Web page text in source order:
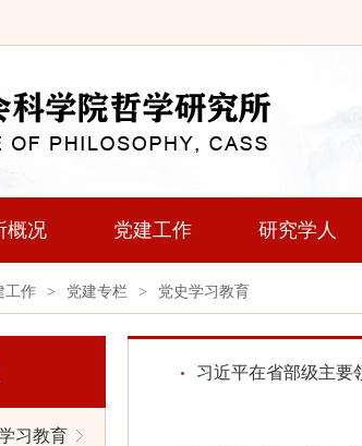
概况 党建工作 研究学人
工作 > 党建专栏 > 党史学习教育
习教育
习近平在省部级主要